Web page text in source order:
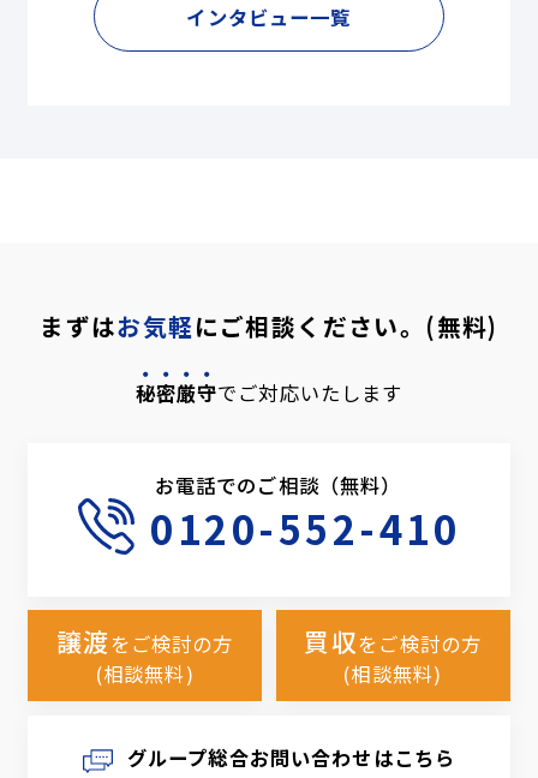
インタビュー一覧
まずはお気軽にご相談ください。(無料)
秘密厳守でご対応いたします
お電話でのご相談（無料）
0120-552-410
譲渡をご検討の方
(相談無料)
買収をご検討の方
(相談無料)
グループ総合お問い合わせはこちら